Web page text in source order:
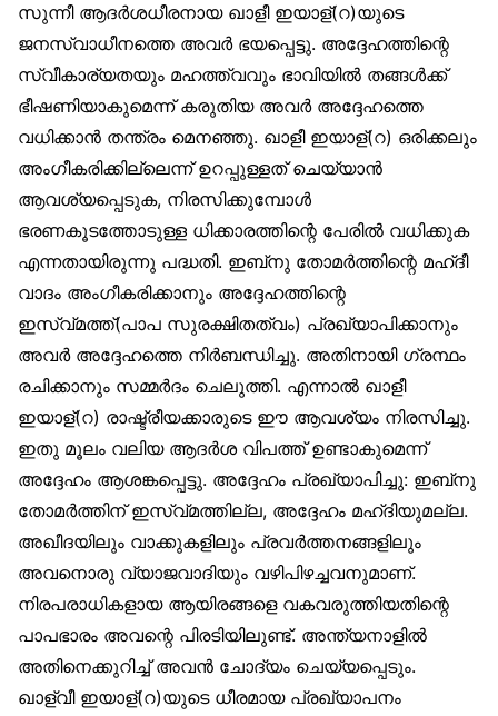
സുന്നീ ആദർശധീരനായ ഖാളീ ഇയാള്(റ)യുടെ
ജനസ്വാധീനത്തെ അവർ ഭയപ്പെട്ടു. അദ്ദേഹത്തിന്റെ
സ്വീകാര്യതയും മഹത്ത്വവും ഭാവിയിൽ തങ്ങൾക്ക്
ഭീഷണിയാകുമെന്ന് കരുതിയ അവർ അദ്ദേഹത്തെ
വധിക്കാൻ തന്ത്രം മെനഞ്ഞു. ഖാളീ ഇയാള്(റ) ഒരിക്കലും
അംഗീകരിക്കില്ലെന്ന് ഉറപ്പുള്ളത് ചെയ്യാൻ
ആവശ്യപ്പെടുക, നിരസിക്കുമ്പോൾ
ഭരണകൂടത്തോടുള്ള ധിക്കാരത്തിന്റെ പേരിൽ വധിക്കുക
എന്നതായിരുന്നു പദ്ധതി. ഇബ്‌നു തോമർത്തിന്റെ മഹ്ദീ
വാദം അംഗീകരിക്കാനും അദ്ദേഹത്തിന്റെ
ഇസ്വ്മത്ത്(പാപ സുരക്ഷിതത്വം) പ്രഖ്യാപിക്കാനും
അവർ അദ്ദേഹത്തെ നിർബന്ധിച്ചു. അതിനായി ഗ്രന്ഥം
രചിക്കാനും സമ്മർദം ചെലുത്തി. എന്നാൽ ഖാളീ
ഇയാള്(റ) രാഷ്ട്രീയക്കാരുടെ ഈ ആവശ്യം നിരസിച്ചു.
ഇതു മൂലം വലിയ ആദർശ വിപത്ത് ഉണ്ടാകുമെന്ന്
അദ്ദേഹം ആശങ്കപ്പെട്ടു. അദ്ദേഹം പ്രഖ്യാപിച്ചു: ഇബ്‌നു
തോമർത്തിന് ഇസ്വ്മത്തില്ല, അദ്ദേഹം മഹ്ദിയുമല്ല.
അഖീദയിലും വാക്കുകളിലും പ്രവർത്തനങ്ങളിലും
അവനൊരു വ്യാജവാദിയും വഴിപിഴച്ചവനുമാണ്.
നിരപരാധികളായ ആയിരങ്ങളെ വകവരുത്തിയതിന്റെ
പാപഭാരം അവന്റെ പിരടിയിലുണ്ട്. അന്ത്യനാളിൽ
അതിനെക്കുറിച്ച് അവൻ ചോദ്യം ചെയ്യപ്പെടും.
ഖാള്വീ ഇയാള്(റ)യുടെ ധീരമായ പ്രഖ്യാപനം